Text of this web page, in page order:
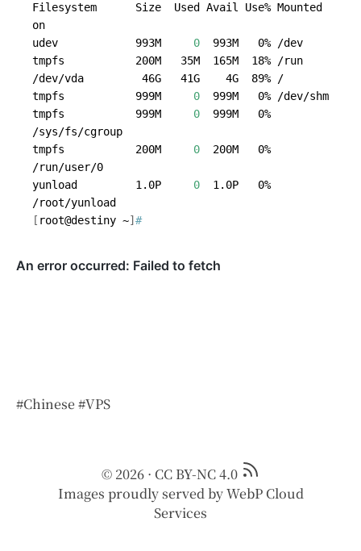
Filesystem      Size  Used Avail Use% Mounted
udev            993M 0
tmpfs           999M 0
tmpfs           999M 0
  999M   0%
tmpfs           200M 0
  200M   0%
yunload         1.0P 0
  1.0P   0%
[ root@destiny ~] #
#Chinese#VPS
© 2026 · CC BY-NC 4.0
Images proudly served byWebP Cloud
Services